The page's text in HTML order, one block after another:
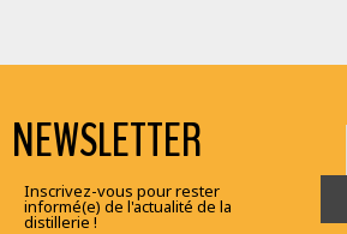
NEWSLETTER
Inscrivez-vous pour rester
informé(e) de l'actualité de la
distillerie !